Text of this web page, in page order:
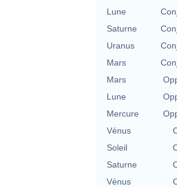
Lune
Saturne
Uranus
Mars
Mars
Lune
Mercure
Vénus
Soleil
Saturne
Vénus